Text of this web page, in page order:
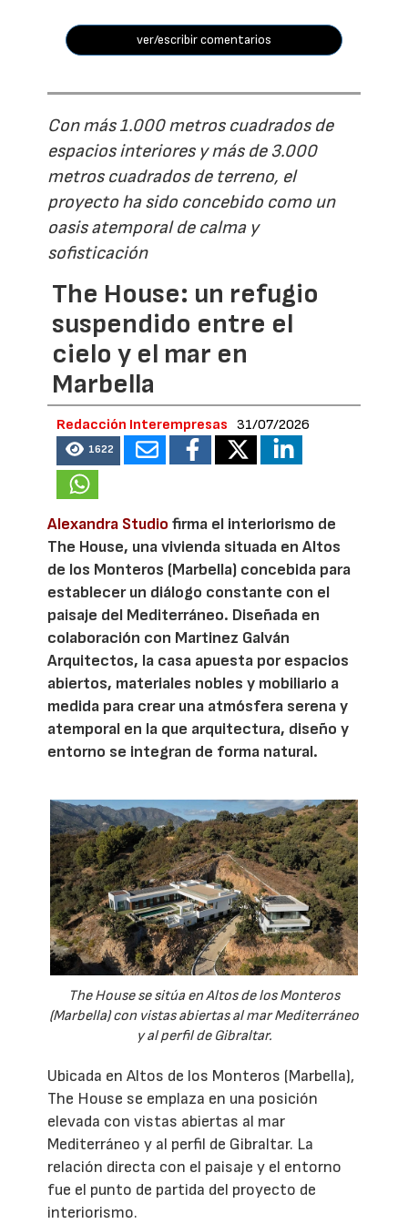
ver/escribir comentarios
Con más 1.000 metros cuadrados de
espacios interiores y más de 3.000
metros cuadrados de terreno, el
proyecto ha sido concebido como un
oasis atemporal de calma y
sofisticación
The House: un refugio
suspendido entre el
cielo y el mar en
Marbella
Redacción Interempresas 31/07/2026
1622
Alexandra Studio firma el interiorismo de
The House, una vivienda situada en Altos
de los Monteros (Marbella) concebida para
establecer un diálogo constante con el
paisaje del Mediterráneo. Diseñada en
colaboración con Martinez Galván
Arquitectos, la casa apuesta por espacios
abiertos, materiales nobles y mobiliario a
medida para crear una atmósfera serena y
atemporal en la que arquitectura, diseño y
entorno se integran de forma natural.
The House se sitúa en Altos de los Monteros
(Marbella) con vistas abiertas al mar Mediterráneo
y al perfil de Gibraltar.
Ubicada en Altos de los Monteros (Marbella),
The House se emplaza en una posición
elevada con vistas abiertas al mar
Mediterráneo y al perfil de Gibraltar. La
relación directa con el paisaje y el entorno
fue el punto de partida del proyecto de
interiorismo.